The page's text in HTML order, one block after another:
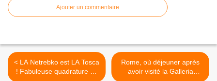
Ajouter un commentaire
< LA Netrebko est LA Tosca
! Fabuleuse quadrature du
Rome, où déjeuner après
avoir visité la Galleria